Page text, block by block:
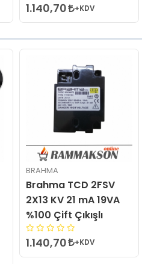
1.140,70 +KDV
BRAHMA
Brahma TCD 2FSV
2X13 KV 21 mA 19VA
%100 Çift Çıkışlı
1.140,70 +KDV